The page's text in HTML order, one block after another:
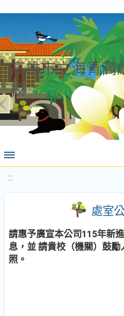
高雄市立海青高
校
:::
處室
請惠予廣宣本公司115年新
息，並 請貴校（機關）鼓
照。